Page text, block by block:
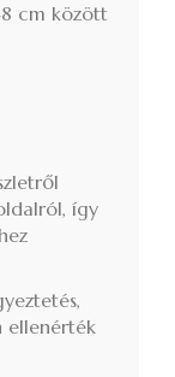
cm között
így
ellenérték